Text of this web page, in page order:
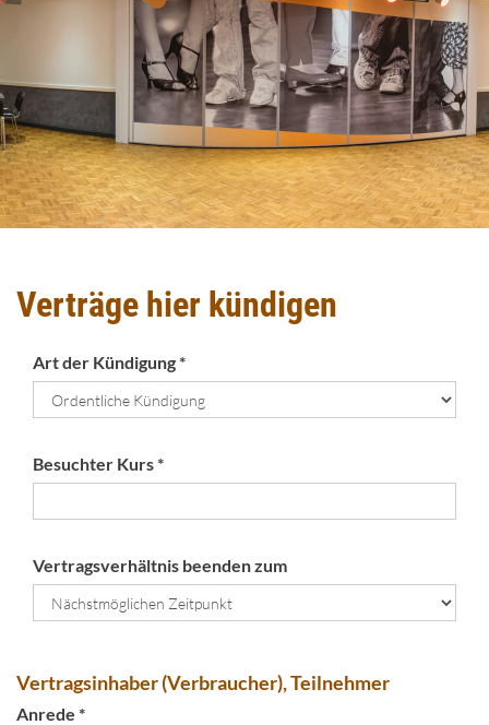
Verträge hier kündigen
Art der Kündigung *
Besuchter Kurs *
Vertragsverhältnis beenden zum
Vertragsinhaber (Verbraucher), Teilnehmer
Anrede *